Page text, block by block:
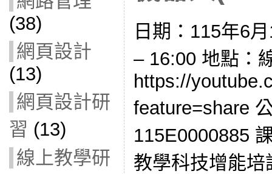
(38)
網頁設計
(13)
網頁設計研
習 (13)
線上教學研
日期：115年6
– 16:00 地點：
https://
feature=share
115E0000885
教學科技增能